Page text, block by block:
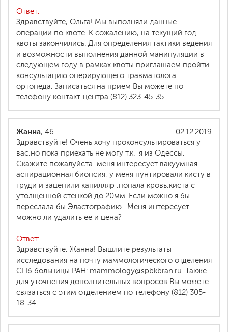
Ответ:
Здравствуйте, Ольга! Мы выполняли данные
операции по квоте. К сожалению, на текущий год
квоты закончились. Для определения тактики ведения
и возможности выполнения данной манипуляции в
следующем году в рамках квоты приглашаем пройти
консультацию оперирующего травматолога
ортопеда. Записаться на прием Вы можете по
телефону контакт-центра (812) 323-45-35.
02.12.2019
Жанна, 46
Здравствуйте! Очень хочу проконсультироваться у
вас,но пока приехать не могу т.к. я из Одессы.
Скажите пожалуйста меня интересует вакуумная
аспирационная биопсия, у меня пунтировали кисту в
груди и зацепили капилляр ,попала кровь,киста с
утолщенной стенкой до 20мм. Если можно я бы
переслала бы Эластографию . Меня интересует
можно ли удалить ее и цена?
Ответ:
Здравствуйте, Жанна! Вышлите результаты
исследования на почту маммологического отделения
СПб больницы РАН: mammology@spbkbran.ru. Также
для уточнения дополнительных вопросов Вы можете
связаться с этим отделением по телефону (812) 305-
18-34.